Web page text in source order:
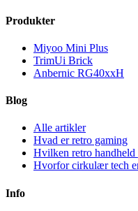
Produkter
Miyoo Mini Plus
TrimUi Brick
Anbernic RG40xxH
Blog
Alle artikler
Hvad er retro gaming
Hvilken retro handheld
Hvorfor cirkulær tech
Info